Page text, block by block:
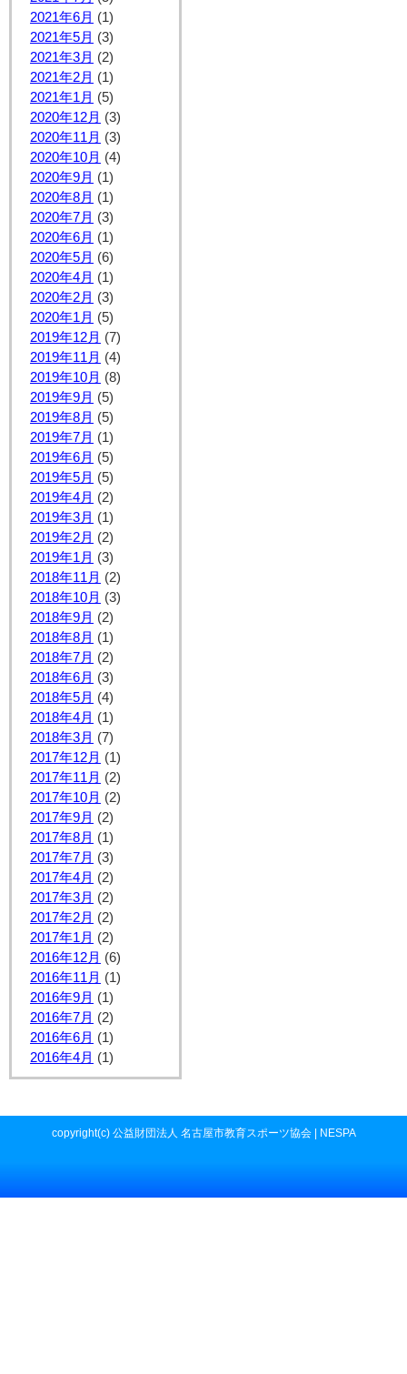
2021年6月 (1)
2021年5月 (3)
2021年3月 (2)
2021年2月 (1)
2021年1月 (5)
2020年12月 (3)
2020年11月 (3)
2020年10月 (4)
2020年9月 (1)
2020年8月 (1)
2020年7月 (3)
2020年6月 (1)
2020年5月 (6)
2020年4月 (1)
2020年2月 (3)
2020年1月 (5)
2019年12月 (7)
2019年11月 (4)
2019年10月 (8)
2019年9月 (5)
2019年8月 (5)
2019年7月 (1)
2019年6月 (5)
2019年5月 (5)
2019年4月 (2)
2019年3月 (1)
2019年2月 (2)
2019年1月 (3)
2018年11月 (2)
2018年10月 (3)
2018年9月 (2)
2018年8月 (1)
2018年7月 (2)
2018年6月 (3)
2018年5月 (4)
2018年4月 (1)
2018年3月 (7)
2017年12月 (1)
2017年11月 (2)
2017年10月 (2)
2017年9月 (2)
2017年8月 (1)
2017年7月 (3)
2017年4月 (2)
2017年3月 (2)
2017年2月 (2)
2017年1月 (2)
2016年12月 (6)
2016年11月 (1)
2016年9月 (1)
2016年7月 (2)
2016年6月 (1)
2016年4月 (1)
copyright(c) 公益財団法人 名古屋市教育スポーツ協会 | NESPA